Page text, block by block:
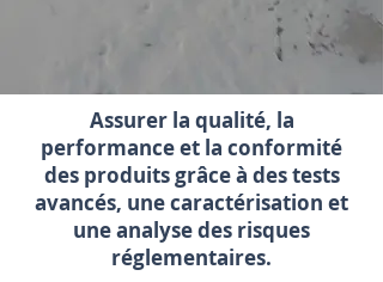
Assurer la qualité, la
performance et la conformité
des produits grâce à des tests
avancés, une caractérisation et
une analyse des risques
réglementaires.